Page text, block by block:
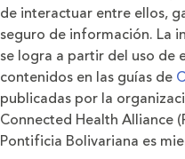
de interactuar entre ellos,
seguro de información. La
se logra a partir del uso de
contenidos en las guías de
publicadas por la
Connected Health Alliance
Pontificia Bolivariana es